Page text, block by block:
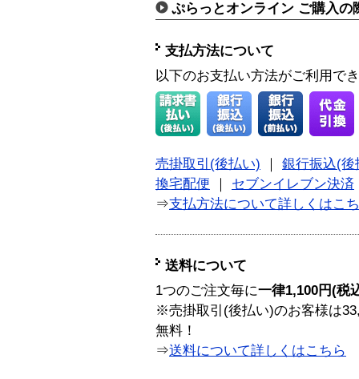
ぷらっとオンライン ご購入の
支払方法について
以下のお支払い方法がご利用で
売掛取引(後払い)
銀行振込(後
換宅配便
セブンイレブン決済
⇒支払方法について詳しくはこ
送料について
1つのご注文毎に一律1,100円(税
※売掛取引(後払い)のお客様は
無料！
⇒送料について詳しくはこちら